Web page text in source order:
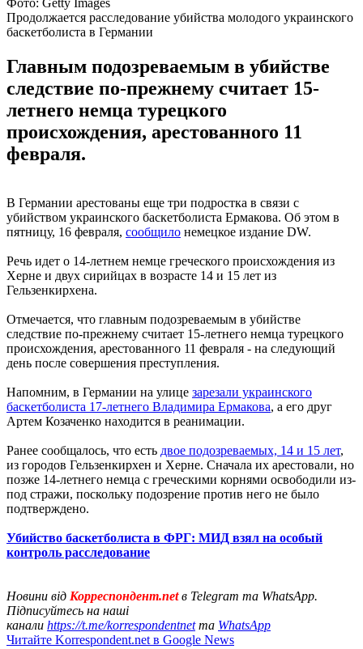
Продолжается расследование убийства молодого украинского
баскетболиста в Германии
Главным подозреваемым в убийстве
следствие по-прежнему считает 15-
летнего немца турецкого
происхождения, арестованного 11
февраля.
В Германии арестованы еще три подростка в связи с
убийством украинского баскетболиста Ермакова. Об этом в
пятницу, 16 февраля, сообщило немецкое издание DW.
Речь идет о 14-летнем немце греческого происхождения из
Херне и двух сирийцах в возрасте 14 и 15 лет из
Гельзенкирхена.
Отмечается, что главным подозреваемым в убийстве
следствие по-прежнему считает 15-летнего немца турецкого
происхождения, арестованного 11 февраля - на следующий
день после совершения преступления.
Напомним, в Германии на улице зарезали украинского
баскетболиста 17-летнего Владимира Ермакова, а его друг
Артем Козаченко находится в реанимации.
Ранее сообщалось, что есть двое подозреваемых, 14 и 15 лет,
из городов Гельзенкирхен и Херне. Сначала их арестовали, но
позже 14-летнего немца с греческими корнями освободили из-
под стражи, поскольку подозрение против него не было
подтверждено.
Убийство баскетболиста в ФРГ: МИД взял на особый
контроль расследование
Новини від Корреспондент.netв Telegram та WhatsApp.
Підписуйтесь на наші
канали https://t.me/korrespondentnetта WhatsApp
Читайте Korrespondent.net в Google News